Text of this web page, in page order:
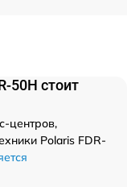
50H стоит
центров,
Polaris FDR-